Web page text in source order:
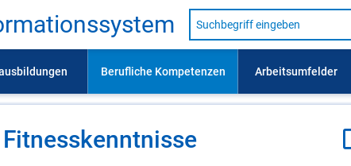
Suche
nach
Lehrausbildung,
usw.